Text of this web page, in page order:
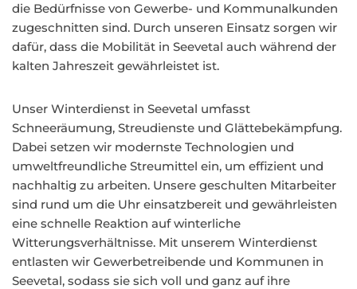
die Bedürfnisse von Gewerbe- und Kommunalkunden
zugeschnitten sind. Durch unseren Einsatz sorgen wir
dafür, dass die Mobilität in Seevetal auch während der
kalten Jahreszeit gewährleistet ist.
Unser Winterdienst in Seevetal umfasst
Schneeräumung, Streudienste und Glättebekämpfung.
Dabei setzen wir modernste Technologien und
umweltfreundliche Streumittel ein, um effizient und
nachhaltig zu arbeiten. Unsere geschulten Mitarbeiter
sind rund um die Uhr einsatzbereit und gewährleisten
eine schnelle Reaktion auf winterliche
Witterungsverhältnisse. Mit unserem Winterdienst
entlasten wir Gewerbetreibende und Kommunen in
Seevetal, sodass sie sich voll und ganz auf ihre